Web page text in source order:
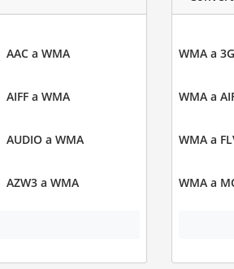
AAC a WMA
AIFF a WMA
AUDIO a WMA
AZW3 a WMA
WMA a
WMA a
WMA a
WMA a